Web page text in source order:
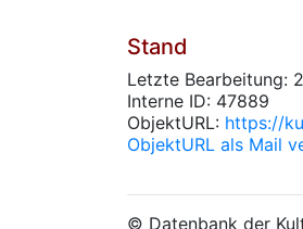
Stand
Letzte Bearbeitung:
Interne ID: 47889
ObjektURL: https://
ObjektURL als Mail
© Datenbank der